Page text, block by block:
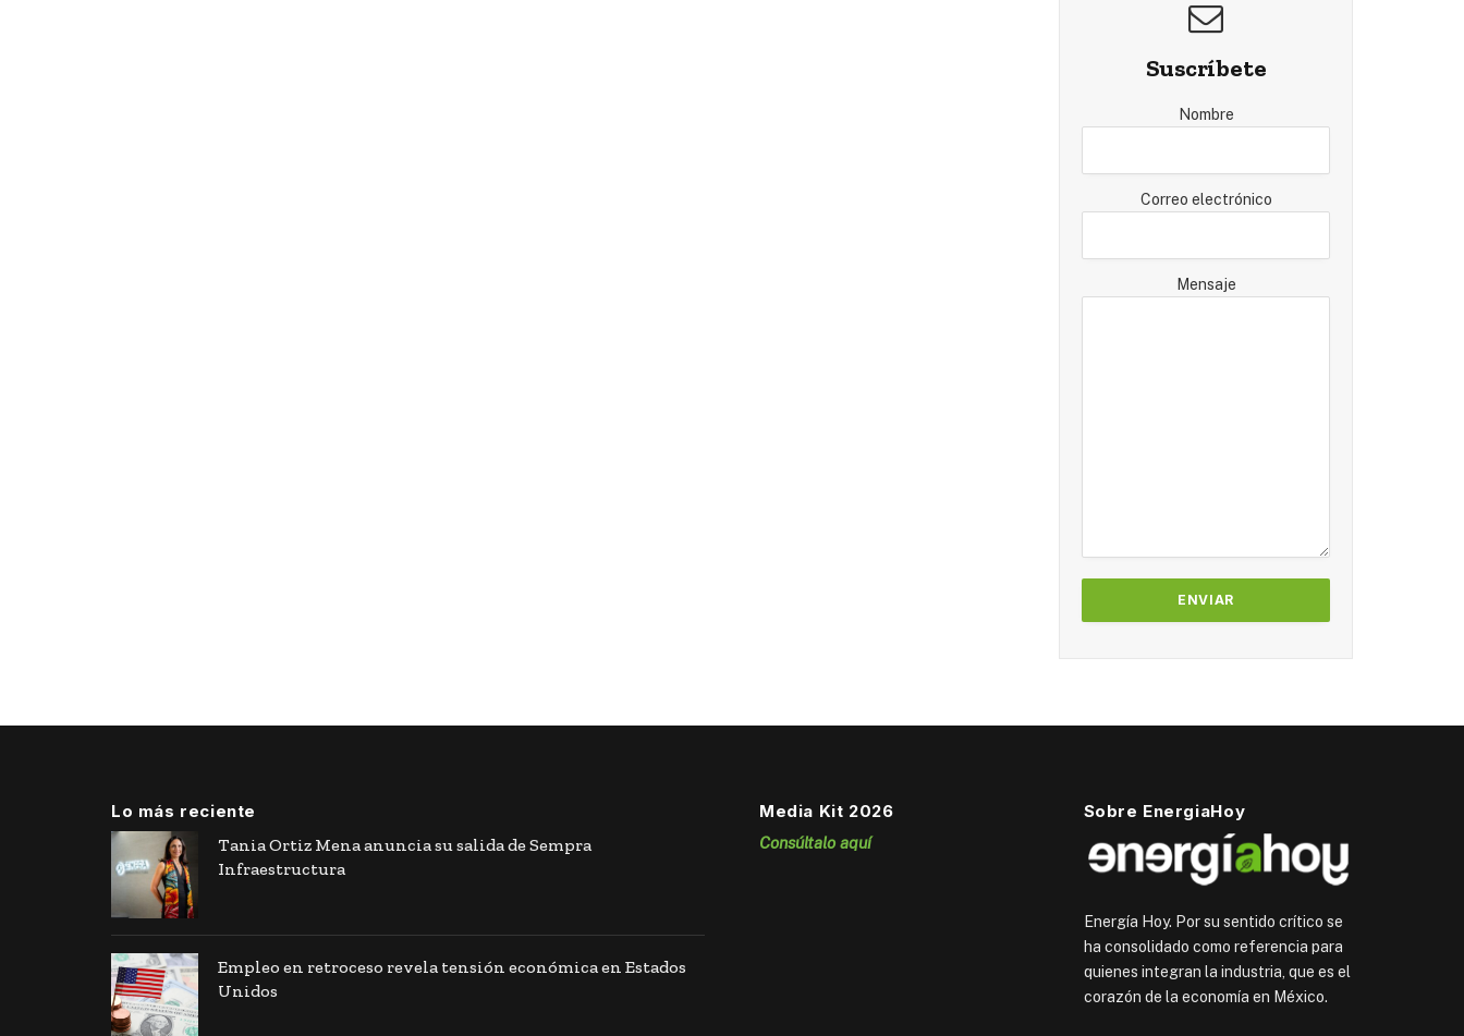
Suscríbete
Nombre
Correo electrónico
Mensaje
Lo más reciente
Tania Ortiz Mena anuncia su salida de Sempra
Infraestructura
Empleo en retroceso revela tensión económica en Estados
Unidos
Media Kit 2026
Consúltalo aquí
Sobre EnergiaHoy
Energía Hoy. Por su sentido crítico se
ha consolidado como referencia para
quienes integran la industria, que es el
corazón de la economía en México.